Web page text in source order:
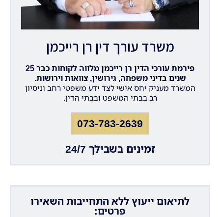
משרד עורך דין רן רייכמן
פירמת עורכי הדין רן רייכמן מלווה לקוחות כבר 25
שנים בדיני משפחה, גירושין, צוואות וירושות.
המשרד מעניק יחס אישי לצד ידע משפטי רחב וניסיון
רב בבתי המשפט ובבתי הדין.
073-783-2639
זמינים בשבילך 24/7
לתיאום ייעוץ ללא התחייבות השאירו
פרטים: